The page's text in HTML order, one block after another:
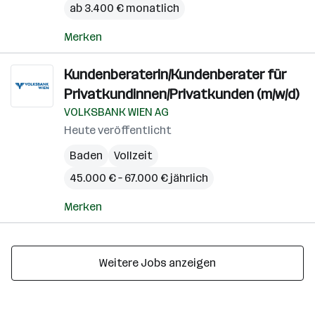
ab 3.400 € monatlich
Merken
Kundenberaterin/Kundenberater für
Privatkundinnen/Privatkunden (m/w/d)
VOLKSBANK WIEN AG
Heute veröffentlicht
Baden
Vollzeit
45.000 € – 67.000 € jährlich
Merken
Weitere Jobs anzeigen